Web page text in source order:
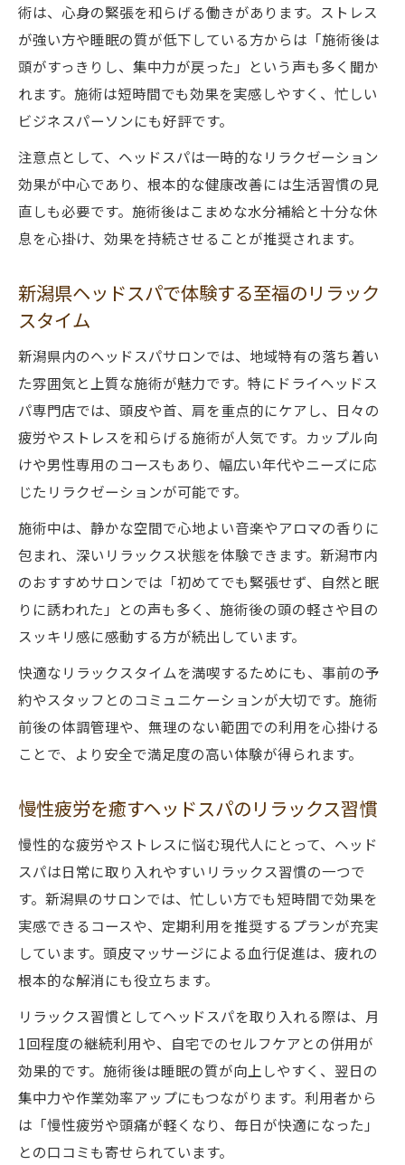
術は、心身の緊張を和らげる働きがあります。ストレス
が強い方や睡眠の質が低下している方からは「施術後は
頭がすっきりし、集中力が戻った」という声も多く聞か
れます。施術は短時間でも効果を実感しやすく、忙しい
ビジネスパーソンにも好評です。
注意点として、ヘッドスパは一時的なリラクゼーション
効果が中心であり、根本的な健康改善には生活習慣の見
直しも必要です。施術後はこまめな水分補給と十分な休
息を心掛け、効果を持続させることが推奨されます。
新潟県ヘッドスパで体験する至福のリラック
スタイム
新潟県内のヘッドスパサロンでは、地域特有の落ち着い
た雰囲気と上質な施術が魅力です。特にドライヘッドス
パ専門店では、頭皮や首、肩を重点的にケアし、日々の
疲労やストレスを和らげる施術が人気です。カップル向
けや男性専用のコースもあり、幅広い年代やニーズに応
じたリラクゼーションが可能です。
施術中は、静かな空間で心地よい音楽やアロマの香りに
包まれ、深いリラックス状態を体験できます。新潟市内
のおすすめサロンでは「初めてでも緊張せず、自然と眠
りに誘われた」との声も多く、施術後の頭の軽さや目の
スッキリ感に感動する方が続出しています。
快適なリラックスタイムを満喫するためにも、事前の予
約やスタッフとのコミュニケーションが大切です。施術
前後の体調管理や、無理のない範囲での利用を心掛ける
ことで、より安全で満足度の高い体験が得られます。
慢性疲労を癒すヘッドスパのリラックス習慣
慢性的な疲労やストレスに悩む現代人にとって、ヘッド
スパは日常に取り入れやすいリラックス習慣の一つで
す。新潟県のサロンでは、忙しい方でも短時間で効果を
実感できるコースや、定期利用を推奨するプランが充実
しています。頭皮マッサージによる血行促進は、疲れの
根本的な解消にも役立ちます。
リラックス習慣としてヘッドスパを取り入れる際は、月
1回程度の継続利用や、自宅でのセルフケアとの併用が
効果的です。施術後は睡眠の質が向上しやすく、翌日の
集中力や作業効率アップにもつながります。利用者から
は「慢性疲労や頭痛が軽くなり、毎日が快適になった」
との口コミも寄せられています。